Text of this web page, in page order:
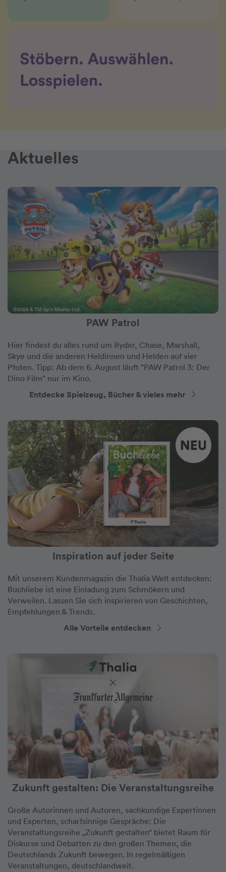
Aktuelles
PAW Patrol
Hier findest du alles rund um Ryder, Chase, Marshall,
Skye und die anderen Heldinnen und Helden auf vier
Pfoten. Tipp: Ab dem 6. August läuft "PAW Patrol 3: Der
Dino Film" nur im Kino.
Entdecke Spielzeug, Bücher & vieles mehr
Inspiration auf jeder Seite
Mit unserem Kundenmagazin die Thalia Welt entdecken:
Buchliebe ist eine Einladung zum Schmökern und
Verweilen. Lassen Sie sich inspirieren von Geschichten,
Empfehlungen & Trends.
Alle Vorteile entdecken
Zukunft gestalten: Die Veranstaltungsreihe
Große Autorinnen und Autoren, sachkundige Expertinnen
und Experten, scharfsinnige Gespräche: Die
Veranstaltungsreihe „Zukunft gestalten“ bietet Raum für
Diskurse und Debatten zu den großen Themen, die
Deutschlands Zukunft bewegen. In regelmäßigen
Veranstaltungen, deutschlandweit.